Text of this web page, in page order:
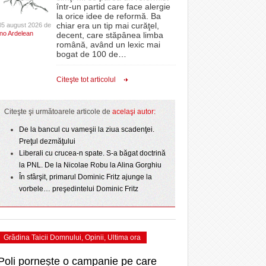
şi
în
atacă
o nou-promovată
ce a pierdut
- 3 August 2026
cu o victorie
La Muzeul Apei are loc expoziția „Sub semnul
curgerii. Între transparență și permanență” - 4
- 3 August 2026
View all
proiectelor derulate de instituție din fonduri
europene/FOTO
ANAF oferă persoanelor fizice posibilitatea să
beneficieze de Declarația Unică 212
2025
CLIPURI VIDEO
JOCURI ONLINE
DIVERSE
FARMACII DIN
GRĂDINIŢE DIN TIMIŞ
PRIMĂRIILE DIN TIMIŞ
SFATUL MEDICULUI
SFATURI JURIDICE
august 2026 de
Ardelean
într-un partid care face alergie
la orice idee de reformă. Ba
chiar era un tip mai curăţel,
decent, care stăpânea limba
română, având un lexic mai
bogat de 100 de
Citeşte tot articolul
Citeşte şi următoarele articole de acelaşi autor:
De la bancul cu vameşii la ziua scadenţei.
Preţul dezmăţului
Liberali cu crucea-n spate. S-a băgat doctrină
la PNL. De la Nicolae Robu la Alina Gorghiu
În sfârşit, primarul Dominic Fritz ajunge la
vorbele… preşedintelui Dominic Fritz
Grădina Taicii Domnului, Opinii, Ultima ora
pornește o campanie pe care